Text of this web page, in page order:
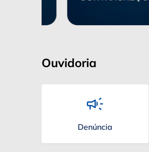
Ouvidoria
Denúncia